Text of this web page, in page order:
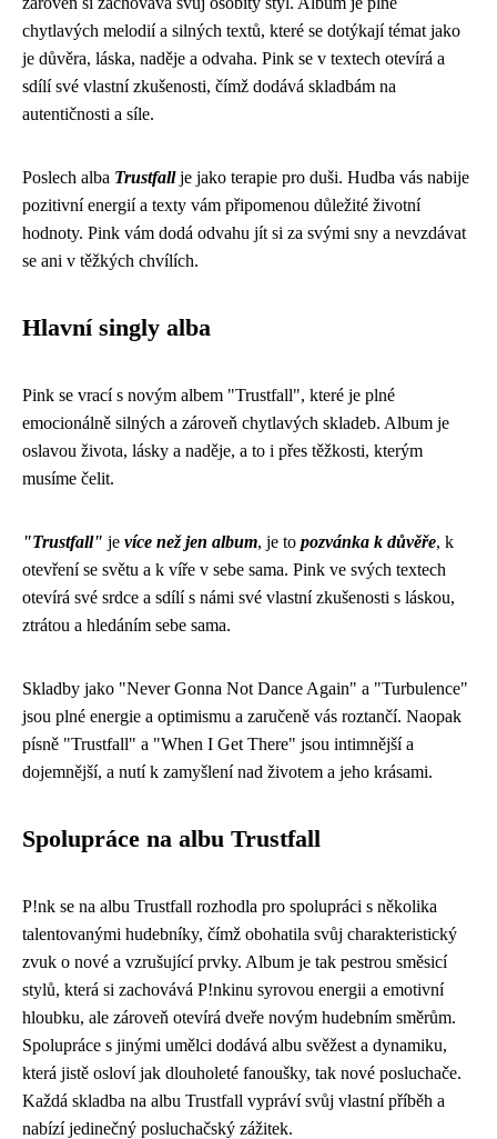
chytlavých melodií a silných textů, které se dotýkají témat jako
je důvěra, láska, naděje a odvaha. Pink se v textech otevírá a
sdílí své vlastní zkušenosti, čímž dodává skladbám na
autentičnosti a síle.
Poslech alba Trustfallje jako terapie pro duši. Hudba vás nabije
pozitivní energií a texty vám připomenou důležité životní
hodnoty. Pink vám dodá odvahu jít si za svými sny a nevzdávat
se ani v těžkých chvílích.
Hlavní singly alba
Pink se vrací s novým albem "Trustfall", které je plné
emocionálně silných a zároveň chytlavých skladeb. Album je
oslavou života, lásky a naděje, a to i přes těžkosti, kterým
musíme čelit.
"Trustfall" je více než jen album, je to pozvánka k důvěře, k
otevření se světu a k víře v sebe sama. Pink ve svých textech
otevírá své srdce a sdílí s námi své vlastní zkušenosti s láskou,
ztrátou a hledáním sebe sama.
Skladby jako "Never Gonna Not Dance Again" a "Turbulence"
jsou plné energie a optimismu a zaručeně vás roztančí. Naopak
písně "Trustfall" a "When I Get There" jsou intimnější a
dojemnější, a nutí k zamyšlení nad životem a jeho krásami.
Spolupráce na albu Trustfall
P!nk se na albu Trustfall rozhodla pro spolupráci s několika
talentovanými hudebníky, čímž obohatila svůj charakteristický
zvuk o nové a vzrušující prvky. Album je tak pestrou směsicí
stylů, která si zachovává P!nkinu syrovou energii a emotivní
hloubku, ale zároveň otevírá dveře novým hudebním směrům.
Spolupráce s jinými umělci dodává albu svěžest a dynamiku,
která jistě osloví jak dlouholeté fanoušky, tak nové posluchače.
Každá skladba na albu Trustfall vypráví svůj vlastní příběh a
nabízí jedinečný posluchačský zážitek.